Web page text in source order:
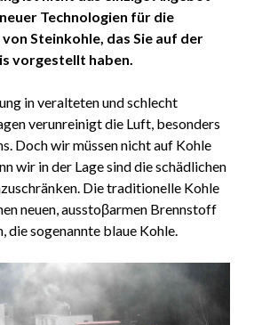
Technologien für die
Steinkohle, das Sie auf der
vorgestellt haben.
in veralteten und schlecht
verunreinigt die Luft, besonders
Doch wir müssen nicht auf Kohle
wir in der Lage sind die schädlichen
Die traditionelle Kohle
neuen, ausstoβarmen Brennstoff
die sogenannte blaue Kohle.